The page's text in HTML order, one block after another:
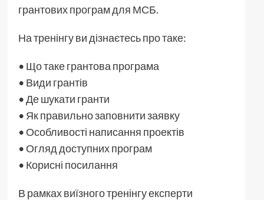
грантових програм для МСБ.
На тренінгу ви дізнаєтесь про таке:
• Що таке грантова програма
• Види грантів
• Де шукати гранти
• Як правильно заповнити заявку
• Особливості написання проектів
• Огляд доступних програм
• Корисні посилання
В рамках виїзного тренінгу експерти